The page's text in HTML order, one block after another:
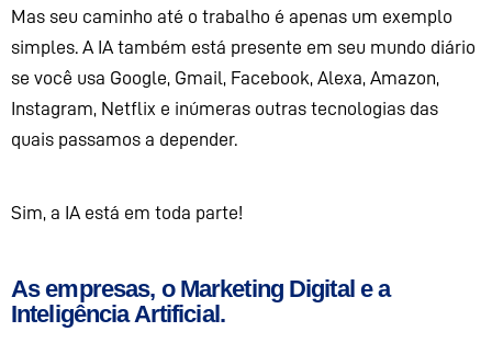
Mas seu caminho até o trabalho é apenas um exemplo
simples. A IA também está presente em seu mundo diário
se você usa Google, Gmail, Facebook, Alexa, Amazon,
Instagram, Netflix e inúmeras outras tecnologias das
quais passamos a depender.
Sim, a IA está em toda parte!
As empresas, o Marketing Digital e a
Inteligência Artificial.